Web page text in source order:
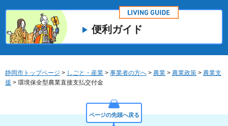
便利ガイド
静岡市トップページ > しごと・産業 > 事業者の方へ > 農業 > 農業政策 > 農業支
援 > 環境保全型農業直接支払交付金
ページの先頭へ戻る